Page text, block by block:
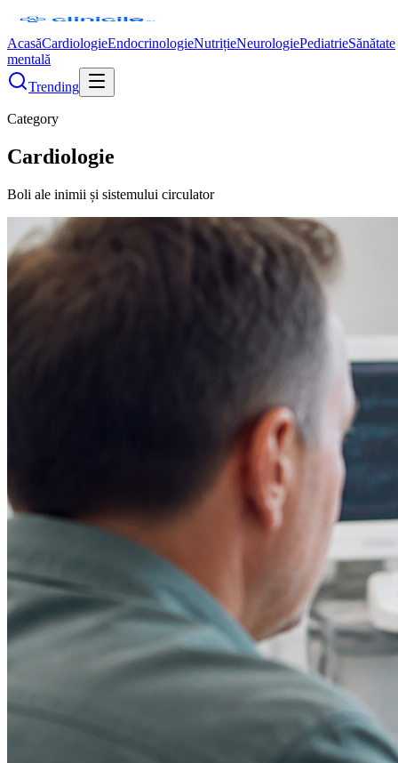
AcasăCardiologieEndocrinologieNutrițieNeurologiePediatrieSănătate
mentală
Trending
Category
Cardiologie
Boli ale inimii și sistemului circulator